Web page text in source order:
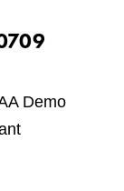
Demo